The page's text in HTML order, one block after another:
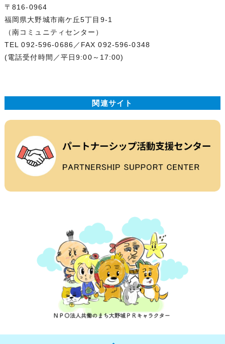
〒816-0964
福岡県大野城市南ケ丘5丁目9-1
（南コミュニティセンター）
TEL 092-596-0686 ／FAX 092-596-0348
(電話受付時間／平日9:00～17:00)
関連サイト